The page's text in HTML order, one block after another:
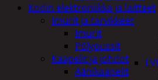
LVI
Kodin elektroniikka ja laitteet
Imurit ja tarvikkeet
Imurit
Pölypussit
Kaapelit ja johdot
Äänikaapelit